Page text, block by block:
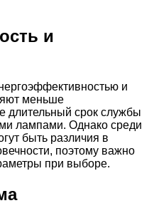
и
и
меньше
длительный срок службы
лампами. Однако среди
быть различия в
поэтому важно
при выборе.